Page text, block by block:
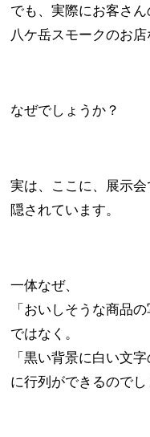
でも、実際にお客さ
八ケ岳スモークのお店
なぜでしょうか？
実は、ここに、展示
隠されています。
一体なぜ、
「おいしそうな商品
ではなく。
「黒い背景に白い文
に行列ができるのでし